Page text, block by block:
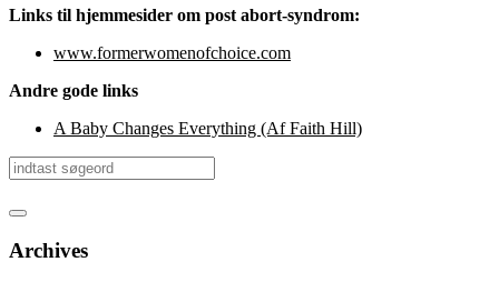
Links til hjemmesider om post abort-syndrom:
www.formerwomenofchoice.com
Andre gode links
A Baby Changes Everything (Af Faith Hill)
Archives